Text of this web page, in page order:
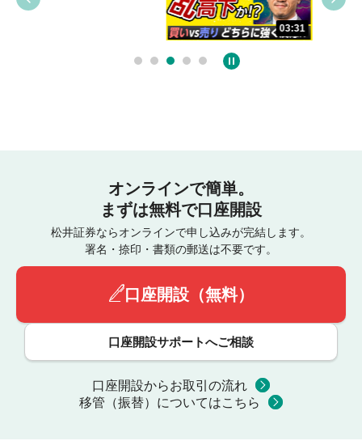
03:31
オンラインで簡単。
まずは無料で口座開設
松井証券ならオンラインで申し込みが完結します。
署名・捺印・書類の郵送は不要です。
口座開設（無料）
口座開設サポートへご相談
口座開設からお取引の流れ
移管（振替）についてはこちら